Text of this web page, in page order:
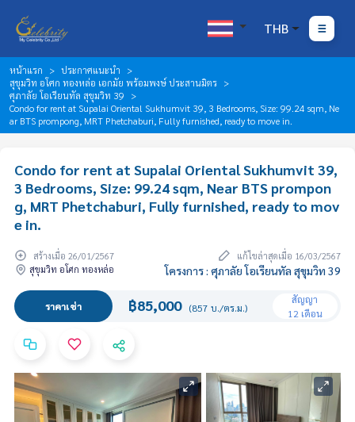
THB
หน้าแรก
ประกาศแนะนำ
สุขุมวิท อโศก ทองหล่อ เอกมัย พร้อมพงษ์ ประสานมิตร
ศุภาลัย โอเรียนทัล สุขุมวิท 39
Condo for rent at Supalai Oriental Sukhumvit 39, 3 Bedrooms, Size: 99.24 sqm, Ne
ar BTS prompong, MRT Phetchaburi, Fully furnished, ready to move in.
Condo for rent at Supalai Oriental Sukhumvit 39,
3 Bedrooms, Size: 99.24 sqm, Near BTS prompon
g, MRT Phetchaburi, Fully furnished, ready to mov
e in.
สร้างเมื่อ 26/01/2567
แก้ไขล่าสุดเมื่อ 16/03/2567
สุขุมวิท อโศก ทองหล่อ
โครงการ : ศุภาลัย โอเรียนทัล สุขุมวิท 39
ราคาเช่า ฿85,000 (857 บ./ตร.ม.)
สัญญา
12 เดือน